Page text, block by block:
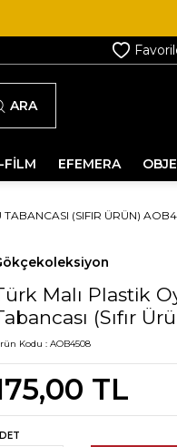
ARA
FİLM EFEMERA OBJE
(SIFIR ÜRÜN)
Malı Plastik
(Sıfır
Kodu : AOB4508
TL